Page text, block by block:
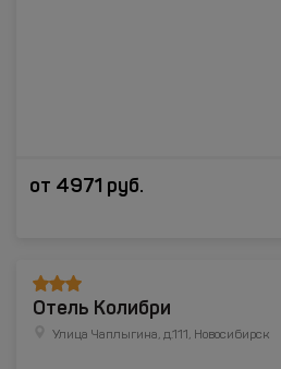
от 4971 руб.
Отель Колибри
Улица Чаплыгина, д.111, Новосибирск